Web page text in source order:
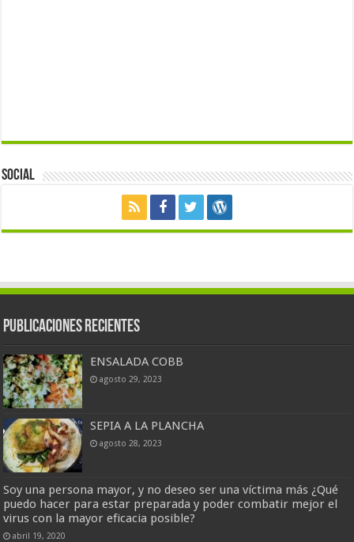
Social
Publicaciones Recientes
ENSALADA COBB
agosto 29, 2023
SEPIA A LA PLANCHA
agosto 28, 2023
Soy una persona mayor, y no deseo ser una víctima más ¿Qué
puedo hacer para estar preparada y poder combatir mejor el
virus con la mayor eficacia posible?
abril 19, 2020